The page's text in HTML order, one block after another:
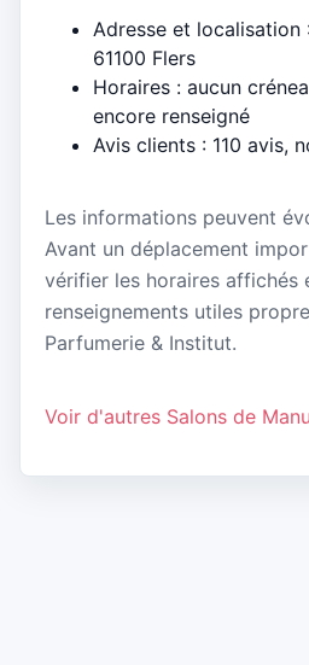
Adresse et localisation
61100 Flers
Horaires : aucun
encore renseigné
Avis clients : 110 avis,
Les informations peuvent
Avant un déplacement
vérifier les horaires affichés
renseignements utiles
Parfumerie & Institut.
Voir d'autres Salons de